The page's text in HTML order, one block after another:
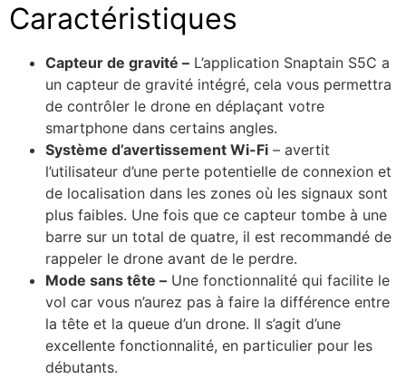
Caractéristiques
Capteur de gravité – L’application Snaptain S5C a
un capteur de gravité intégré, cela vous permettra
de contrôler le drone en déplaçant votre
smartphone dans certains angles.
Système d’avertissement Wi-Fi – avertit
l’utilisateur d’une perte potentielle de connexion et
de localisation dans les zones où les signaux sont
plus faibles. Une fois que ce capteur tombe à une
barre sur un total de quatre, il est recommandé de
rappeler le drone avant de le perdre.
Mode sans tête – Une fonctionnalité qui facilite le
vol car vous n’aurez pas à faire la différence entre
la tête et la queue d’un drone. Il s’agit d’une
excellente fonctionnalité, en particulier pour les
débutants.